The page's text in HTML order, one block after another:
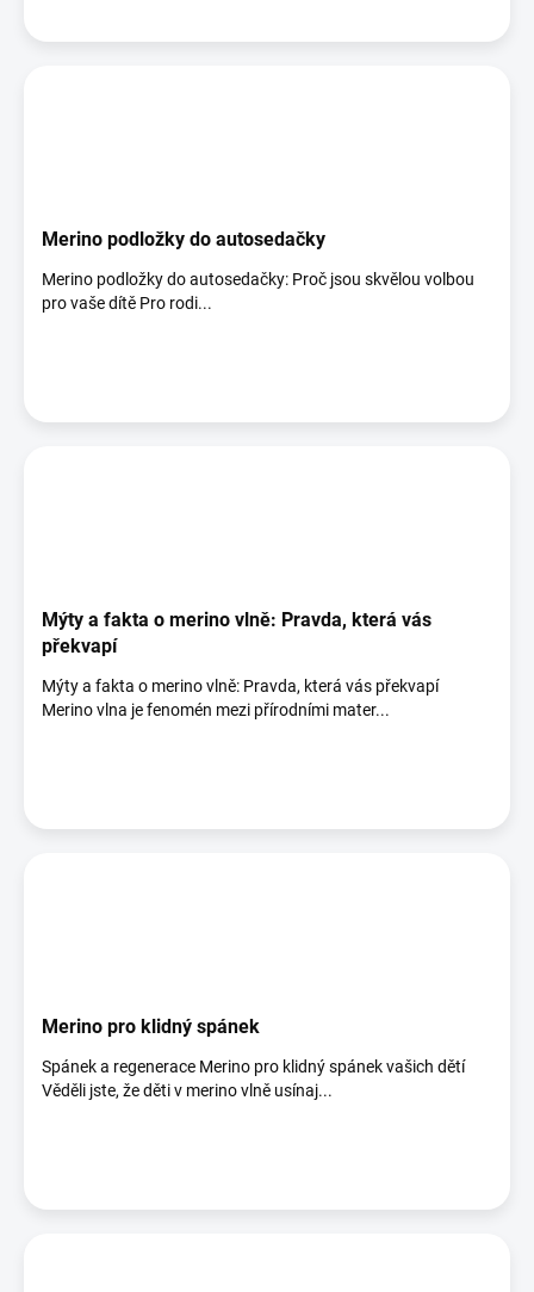
Merino podložky do autosedačky
Merino podložky do autosedačky: Proč jsou skvělou volbou
pro vaše dítě Pro rodi...
Mýty a fakta o merino vlně: Pravda, která vás
překvapí
Mýty a fakta o merino vlně: Pravda, která vás překvapí
Merino vlna je fenomén mezi přírodními mater...
Merino pro klidný spánek
Spánek a regenerace Merino pro klidný spánek vašich dětí
Věděli jste, že děti v merino vlně usínaj...